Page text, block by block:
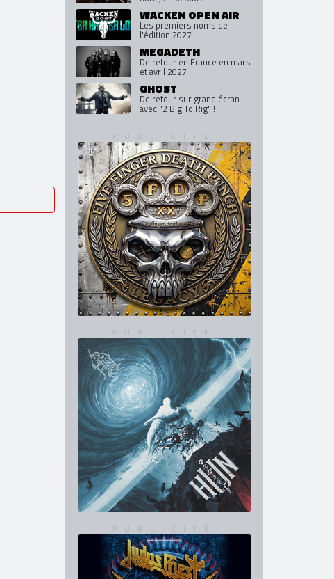
WACKEN OPEN AIR
Les premiers noms de
l'édition 2027
MEGADETH
De retour en France en mars
et avril 2027
GHOST
De retour sur grand écran
avec "2 Big To Rig" !